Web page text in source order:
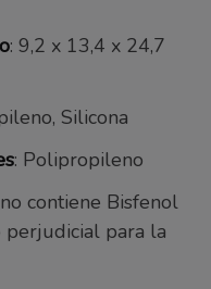
: 9,2 x 13,4 x 24,7
Silicona
: Polipropileno
contiene Bisfenol
para la